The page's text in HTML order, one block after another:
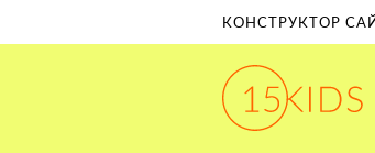
КОНСТРУКТОР